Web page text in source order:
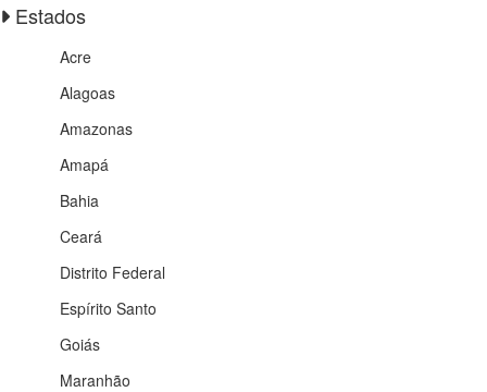
Estados
Acre
Alagoas
Amazonas
Amapá
Bahia
Ceará
Distrito Federal
Espírito Santo
Goiás
Maranhão